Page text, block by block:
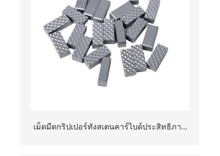
เม็ดมีดกริปเปอร์ทังสเตนคาร์ไบด์ประสิทธิภาพ